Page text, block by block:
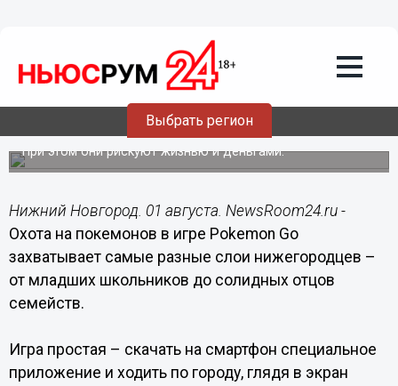
Выбрать регион
01.08.201609:55
Нижегородцы ловят покемонов на
кладбищах и в отделениях полиции
При этом они рискуют жизнью и деньгами.
Нижний Новгород. 01 августа. NewsRoom24.ru -
Охота на покемонов в игре Pokemon Go
захватывает самые разные слои нижегородцев –
от младших школьников до солидных отцов
семейств.
Игра простая – скачать на смартфон специальное
приложение и ходить по городу, глядя в экран